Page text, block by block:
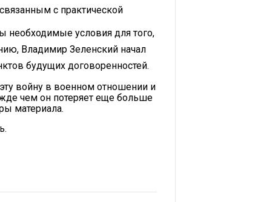
с практической
необходимые условия для того,
Владимир Зеленский начал
будущих договоренностей.
войну в военном отношении и
чем он потеряет еще больше
материала.